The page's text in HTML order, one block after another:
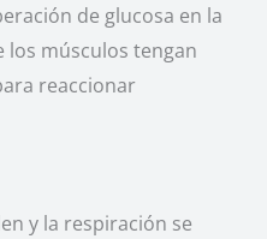
de glucosa en la
los músculos tengan
reaccionar
y la respiración se